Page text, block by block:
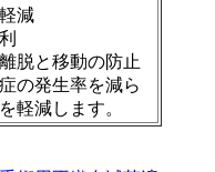
減
脱と移動の防止
の発生率を減ら
軽減します。